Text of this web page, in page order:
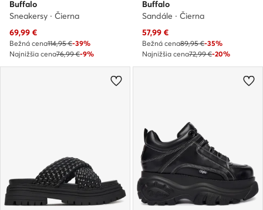
Buffalo
Sneakersy · Čierna
Aktuálna cena
69,99 €
Bežná cena114,95 €-39%
Najnižšia cena76,99 €-9%
Buffalo
Sandále · Čierna
Aktuálna cena
57,99 €
Bežná cena89,95 €-35%
Najnižšia cena72,99 €-20%